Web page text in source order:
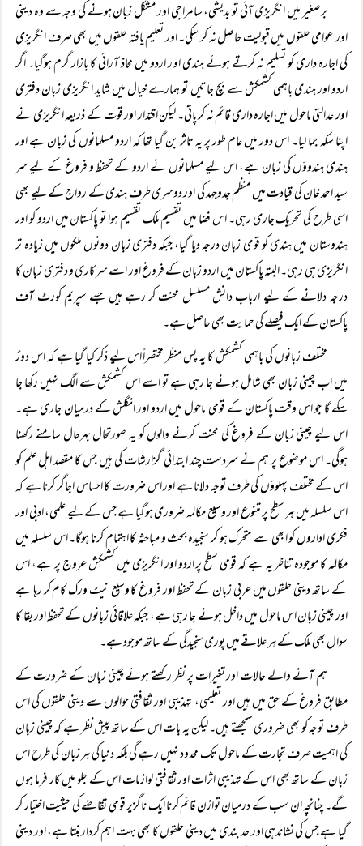
برصغیر میں انگریزی آئی تو بدیشی، سامراجی اور مشکل زبان ہونے کی وجہ سے وہ دینی
اور عوامی حلقوں میں قبولیت حاصل نہ کر سکی۔ اور تعلیم یافتہ حلقوں میں بھی صرف انگریزی
کی اجارہ داری کو تسلیم نہ کرتے ہوئے ہندی او ر اردو میں محاذ آرائی کا بازار گرم ہوگیا۔ اگر
اردو اور ہندی باہمی کشمکش سے بچ جاتیں تو ہمارے خیال میں شاید انگریزی زبان دفتری
اور عدالتی ماحول میں اجارہ داری قائم نہ کر پاتی۔ لیکن اقتدار اور قوت کے ذریعہ انگریزی نے
اپنا سکہ جما لیا۔ اس دور میں عام طور پر یہ تاثر بن گیا تھا کہ اردو مسلمانوں کی زبان ہے اور
ہندی ہندوؤں کی زبان ہے، اس لیے مسلمانوں نے اردو کے تحفظ و فروغ کے لیے سر
سید احمد خان کی قیادت میں منظم جدوجہد کی اور دوسری طرف ہندی کے رواج کے لیے بھی
اسی طرح کی تحریک جاری رہی۔ اس فضا میں تقسیم ملک تقسیم ہوا تو پاکستان میں اردو کو اور
ہندوستان میں ہندی کو قومی زبان درجہ دیا گیا، جبکہ دفتری زبان دونوں ملکوں میں زیادہ تر
انگریزی ہی رہی۔ البتہ پاکستان میں اردو زبان کے فروغ اور اسے سرکاری و دفتری زبان کا
درجہ دلانے کے لیے ارباب دانش مسلسل محنت کر رہے ہیں جسے سپریم کورٹ آف
پاکستان کے ایک فیصلے کی حمایت بھی حاصل ہے۔
مختلف زبانوں کی باہمی کشمکش کا یہ پس منظر مختصراً اس لیے ذکر کیا گیا ہے کہ اس دوڑ
میں اب چینی زبان بھی شامل ہونے جا رہی ہے تو اسے اس کشمکش سے الگ نہیں رکھا جا
سکے گا جو اس وقت پاکستان کے قومی ماحول میں اردو اور انگلش کے درمیان جاری ہے۔
اس لیے چینی زبان کے فروغ کی محنت کرنے والوں کو یہ صورتحال بہرحال سامنے رکھنا
ہوگی۔ اس موضوع پر ہم نے سردست چند ابتدائی گزارشات کی ہیں جس کا مقصد اہل علم کو
اس کے مختلف پہلوؤں کی طرف توجہ دلانا ہے اور اس ضرورت کا احساس اجاگر کرنا ہے کہ
اس سلسلہ میں ہر سطح پر متنوع اور وسیع مکالمہ ضروری ہوگیا ہے جس کے لیے علمی، ادبی اور
فکری اداروں کو ابھی سے متحرک ہو کر سنجیدہ بحث و مباحثہ کا اہتمام کرنا ہوگا۔ اس سلسلہ میں
مکالمہ کا موجودہ تناظر یہ ہے کہ قومی سطح پر اردو اور انگریزی میں کشمکش عروج پر ہے، اس
کے ساتھ دینی حلقوں میں عربی زبان کے تحفظ اور فروغ کا وسیع نیٹ ورک کام کر رہا ہے
اور چینی زبان اس ماحول میں داخل ہونے جا رہی ہے، جبکہ علاقائی زبانوں کے تحفظ اور بقا کا
سوال بھی ملک کے ہر علاقے میں پوری سنجیدگی کے ساتھ موجود ہے۔
ہم آنے والے حالات اور تغیرات پر نظر رکھتے ہوئے چینی زبان کے ضرورت کے
مطابق فروغ کے حق میں ہیں اور تعلیمی، تہذیبی اور ثقافتی حوالوں سے دینی حلقوں کی اس
طرف توجہ کو بھی ضروری سمجھتے ہیں۔ لیکن یہ بات اس کے ساتھ پیش نظر ہے کہ چینی زبان
کی اہمیت صرف تجارت کے ماحول تک محدود نہیں رہے گی بلکہ دنیا کی ہر زبان کی طرح اس
زبان کے ساتھ بھی اس کے تہذیبی اثرات اور ثقافتی لوازمات اس کے جلو میں کار فرما ہوں
گے۔ چنانچہ ان سب کے درمیان توازن قائم کرنا ایک ناگزیر قومی تقاضے کی حیثیت اختیار کر
گیا ہے جس کی نشاندہی اور حد بندی میں دینی حلقوں کا بھی بہت اہم کردار بنتا ہے، اور دینی